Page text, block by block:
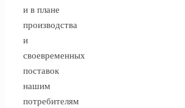
и в плане
производства
и
своевременных
поставок
нашим
потребителям